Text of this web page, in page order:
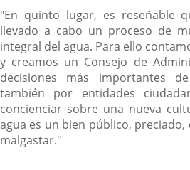
"En quinto lugar, es reseñable
llevado a cabo un proceso de
integral del agua. Para ello
y creamos un Consejo de
decisiones más importantes
también por entidades
concienciar sobre una nueva
agua es un bien público,
malgastar."